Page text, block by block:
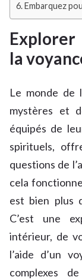
Embarquez
la
Le monde de
mystères et
équipés de
spirituels,
questions de
cela
est bien plus
C’est une
intérieur, de
l’aide d’un
complexes